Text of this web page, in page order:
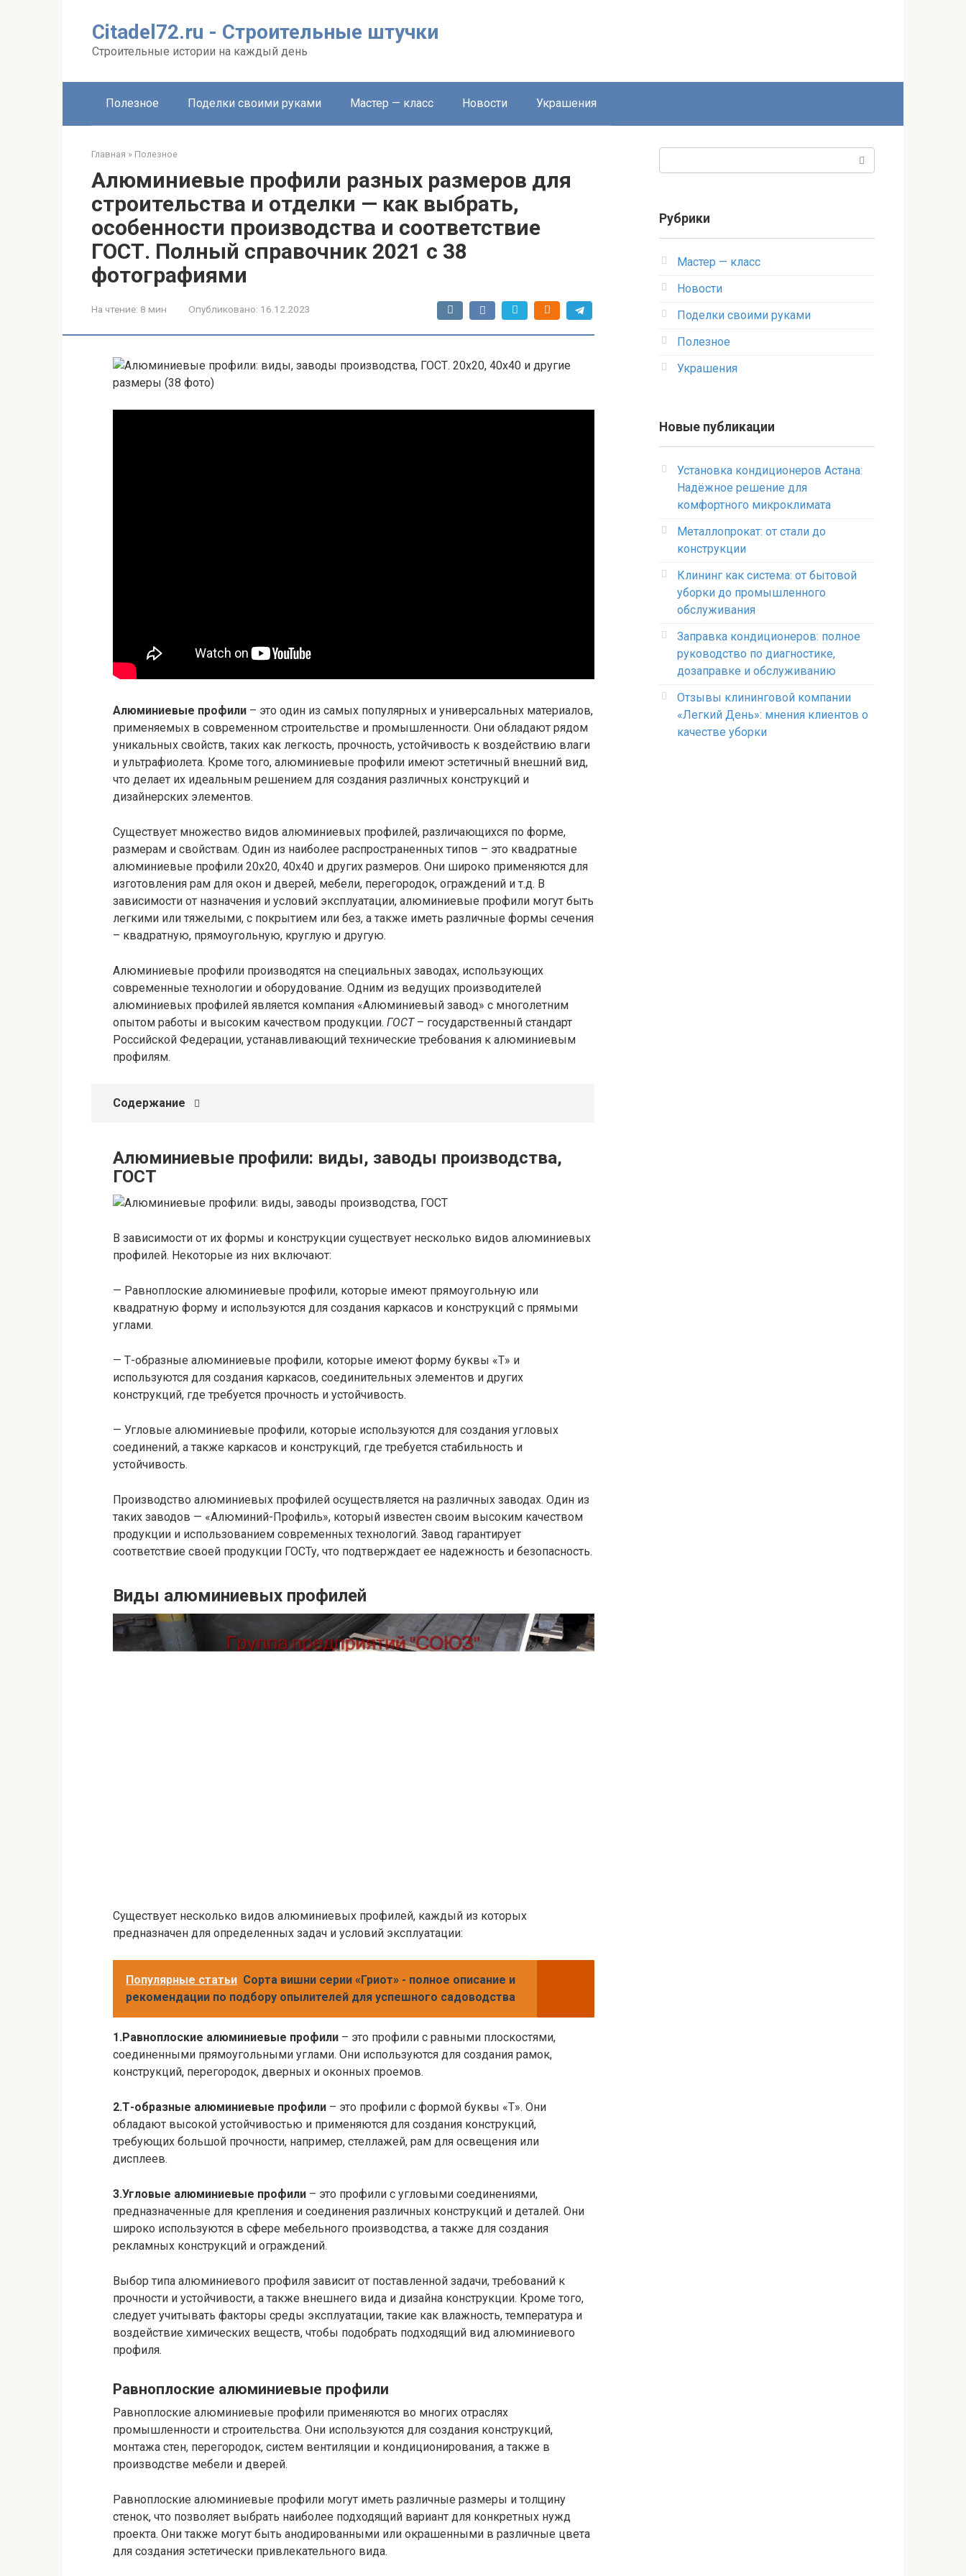
Citadel72.ru - Строительные штучки
Строительные истории на каждый день
Полезное Поделки своими руками Мастер — класс Новости Украшения
Главная » Полезное
Алюминиевые профили разных размеров для
строительства и отделки — как выбрать,
особенности производства и соответствие
ГОСТ. Полный справочник 2021 с 38
фотографиями
На чтение: 8 мин Опубликовано: 16.12.2023
Алюминиевые профили – это один из самых популярных и универсальных материалов,
применяемых в современном строительстве и промышленности. Они обладают рядом
уникальных свойств, таких как легкость, прочность, устойчивость к воздействию влаги
и ультрафиолета. Кроме того, алюминиевые профили имеют эстетичный внешний вид,
что делает их идеальным решением для создания различных конструкций и
дизайнерских элементов.
Существует множество видов алюминиевых профилей, различающихся по форме,
размерам и свойствам. Один из наиболее распространенных типов – это квадратные
алюминиевые профили 20х20, 40х40 и других размеров. Они широко применяются для
изготовления рам для окон и дверей, мебели, перегородок, ограждений и т.д. В
зависимости от назначения и условий эксплуатации, алюминиевые профили могут быть
легкими или тяжелыми, с покрытием или без, а также иметь различные формы сечения
– квадратную, прямоугольную, круглую и другую.
Алюминиевые профили производятся на специальных заводах, использующих
современные технологии и оборудование. Одним из ведущих производителей
алюминиевых профилей является компания «Алюминиевый завод» с многолетним
опытом работы и высоким качеством продукции. ГОСТ– государственный стандарт
Российской Федерации, устанавливающий технические требования к алюминиевым
профилям.
Содержание
Алюминиевые профили: виды, заводы производства,
ГОСТ
В зависимости от их формы и конструкции существует несколько видов алюминиевых
профилей. Некоторые из них включают:
— Равноплоские алюминиевые профили, которые имеют прямоугольную или
квадратную форму и используются для создания каркасов и конструкций с прямыми
углами.
— Т-образные алюминиевые профили, которые имеют форму буквы «Т» и
используются для создания каркасов, соединительных элементов и других
конструкций, где требуется прочность и устойчивость.
— Угловые алюминиевые профили, которые используются для создания угловых
соединений, а также каркасов и конструкций, где требуется стабильность и
устойчивость.
Производство алюминиевых профилей осуществляется на различных заводах. Один из
таких заводов — «Алюминий-Профиль», который известен своим высоким качеством
продукции и использованием современных технологий. Завод гарантирует
соответствие своей продукции ГОСТу, что подтверждает ее надежность и безопасность.
Виды алюминиевых профилей
Существует несколько видов алюминиевых профилей, каждый из которых
предназначен для определенных задач и условий эксплуатации:
Популярные статьи Сорта вишни серии «Гриот» - полное описание и
рекомендации по подбору опылителей для успешного садоводства
1.Равноплоские алюминиевые профили – это профили с равными плоскостями,
соединенными прямоугольными углами. Они используются для создания рамок,
конструкций, перегородок, дверных и оконных проемов.
2.Т-образные алюминиевые профили – это профили с формой буквы «Т». Они
обладают высокой устойчивостью и применяются для создания конструкций,
требующих большой прочности, например, стеллажей, рам для освещения или
дисплеев.
3.Угловые алюминиевые профили – это профили с угловыми соединениями,
предназначенные для крепления и соединения различных конструкций и деталей. Они
широко используются в сфере мебельного производства, а также для создания
рекламных конструкций и ограждений.
Выбор типа алюминиевого профиля зависит от поставленной задачи, требований к
прочности и устойчивости, а также внешнего вида и дизайна конструкции. Кроме того,
следует учитывать факторы среды эксплуатации, такие как влажность, температура и
воздействие химических веществ, чтобы подобрать подходящий вид алюминиевого
профиля.
Равноплоские алюминиевые профили
Равноплоские алюминиевые профили применяются во многих отраслях
промышленности и строительства. Они используются для создания конструкций,
монтажа стен, перегородок, систем вентиляции и кондиционирования, а также в
производстве мебели и дверей.
Равноплоские алюминиевые профили могут иметь различные размеры и толщину
стенок, что позволяет выбрать наиболее подходящий вариант для конкретных нужд
проекта. Они также могут быть анодированными или окрашенными в различные цвета
для создания эстетически привлекательного вида.
Рубрики
Мастер — класс
Новости
Поделки своими руками
Полезное
Украшения
Новые публикации
Установка кондиционеров Астана:
Надёжное решение для
комфортного микроклимата
Металлопрокат: от стали до
конструкции
Клининг как система: от бытовой
уборки до промышленного
обслуживания
Заправка кондиционеров: полное
руководство по диагностике,
дозаправке и обслуживанию
Отзывы клининговой компании
«Легкий День»: мнения клиентов о
качестве уборки